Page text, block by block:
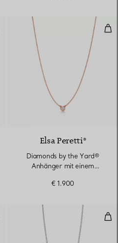
by the Yard®
2 Materialien
Elsa Peretti®
Diamonds by the Yard®
Anhänger mit einem
€ 1.900
by the Yard®